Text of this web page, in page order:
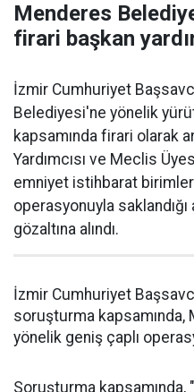
Menderes
firari başkan
İzmir Cumhuriyet
Belediyesi'ne yönelik
kapsamında firari olarak
Yardımcısı ve Meclis
emniyet istihbarat
operasyonuyla
gözaltına alındı.
İzmir Cumhuriyet
soruşturma
yönelik geniş çaplı
Soruşturma